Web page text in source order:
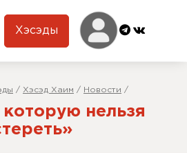
Хэсэды
/ Хэсэд Хаим / Новости /
нельзя